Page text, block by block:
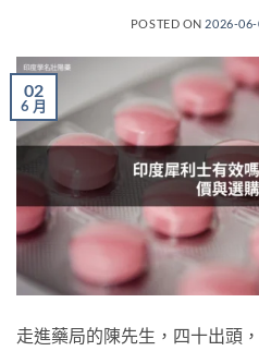
POSTED ON 2026-
02
6 月
走進藥局的陳先生，四十出頭